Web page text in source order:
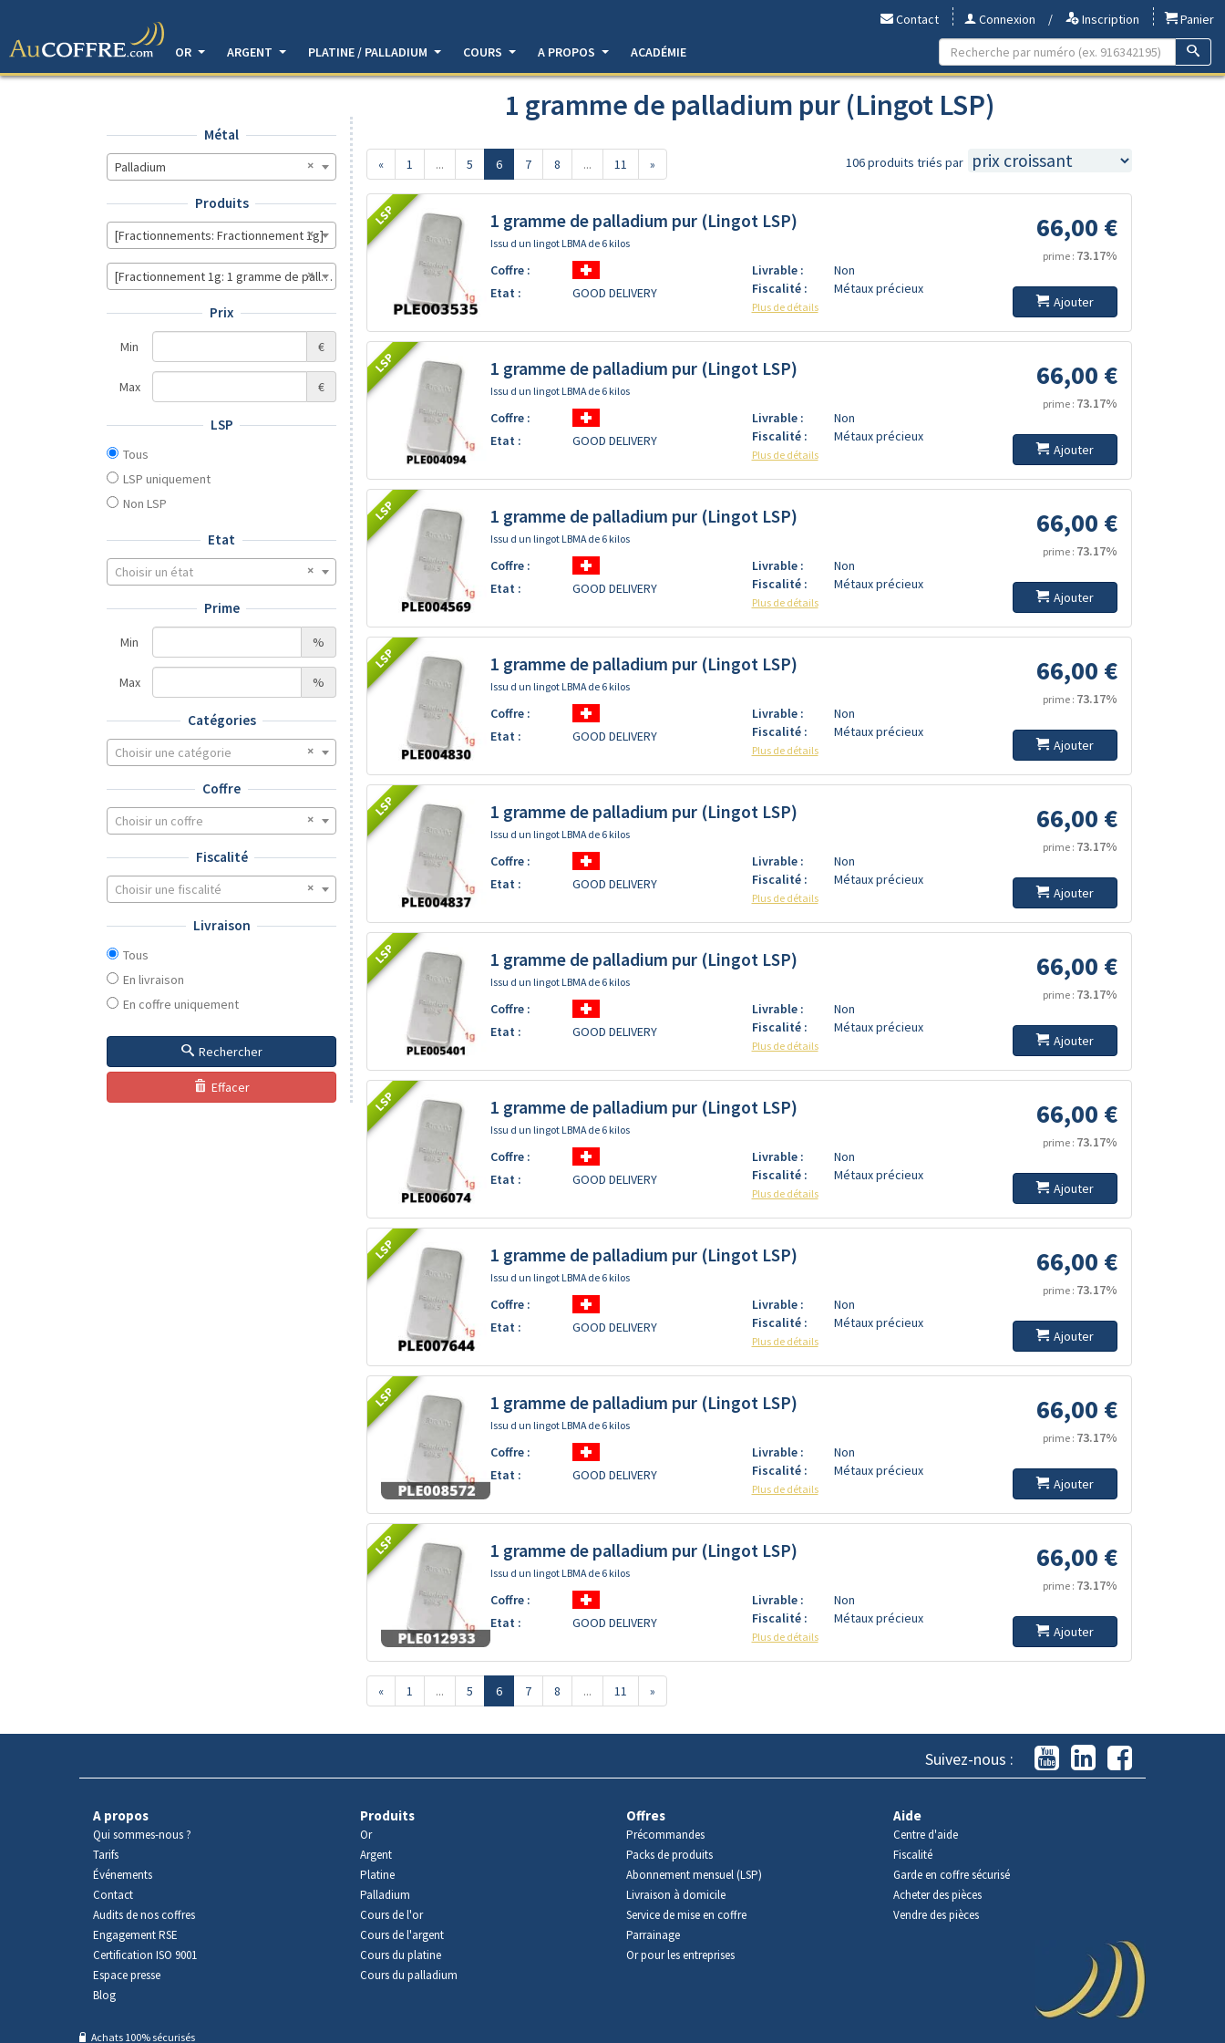
Contact Connexion / Inscription
Panier
OR
ARGENT PLATINE / PALLADIUM COURS A PROPOS ACADÉMIE
Métal
Palladium
Produits
[Fractionnements: Fractionnement 1g]
[Fractionnement 1g: 1 gramme de palladium pur (Lingot LSP)]
Prix
Min €
Max €
LSP
Tous
LSP uniquement
Non LSP
Etat
Choisir un état
Prime
Min %
Max %
Catégories
Choisir une catégorie
Coffre
Choisir un coffre
Fiscalité
Choisir une fiscalité
Livraison
Tous
En livraison
En coffre uniquement
Rechercher
Effacer
1 gramme de palladium pur (Lingot LSP)
« 1 ... 5 6 7 8 ... 11 » 106 produits triés par
LSP 1 gramme de palladium pur (Lingot LSP)
Issu d un lingot LBMA de 6 kilos
Coffre :
Etat :
GOOD DELIVERY
Livrable :
Non
Fiscalité :
Métaux précieux
Plus de détails
66,00 €
prime : 73.17%
Ajouter
LSP 1 gramme de palladium pur (Lingot LSP)
Issu d un lingot LBMA de 6 kilos
Coffre :
Etat :
GOOD DELIVERY
Livrable :
Non
Fiscalité :
Métaux précieux
Plus de détails
66,00 €
prime : 73.17%
Ajouter
LSP 1 gramme de palladium pur (Lingot LSP)
Issu d un lingot LBMA de 6 kilos
Coffre :
Etat :
GOOD DELIVERY
Livrable :
Non
Fiscalité :
Métaux précieux
Plus de détails
66,00 €
prime : 73.17%
Ajouter
LSP 1 gramme de palladium pur (Lingot LSP)
Issu d un lingot LBMA de 6 kilos
Coffre :
Etat :
GOOD DELIVERY
Livrable :
Non
Fiscalité :
Métaux précieux
Plus de détails
66,00 €
prime : 73.17%
Ajouter
LSP 1 gramme de palladium pur (Lingot LSP)
Issu d un lingot LBMA de 6 kilos
Coffre :
Etat :
GOOD DELIVERY
Livrable :
Non
Fiscalité :
Métaux précieux
Plus de détails
66,00 €
prime : 73.17%
Ajouter
LSP 1 gramme de palladium pur (Lingot LSP)
Issu d un lingot LBMA de 6 kilos
Coffre :
Etat :
GOOD DELIVERY
Livrable :
Non
Fiscalité :
Métaux précieux
Plus de détails
66,00 €
prime : 73.17%
Ajouter
LSP 1 gramme de palladium pur (Lingot LSP)
Issu d un lingot LBMA de 6 kilos
Coffre :
Etat :
GOOD DELIVERY
Livrable :
Non
Fiscalité :
Métaux précieux
Plus de détails
66,00 €
prime : 73.17%
Ajouter
LSP 1 gramme de palladium pur (Lingot LSP)
Issu d un lingot LBMA de 6 kilos
Coffre :
Etat :
GOOD DELIVERY
Livrable :
Non
Fiscalité :
Métaux précieux
Plus de détails
66,00 €
prime : 73.17%
Ajouter
LSP 1 gramme de palladium pur (Lingot LSP)
Issu d un lingot LBMA de 6 kilos
Coffre :
Etat :
GOOD DELIVERY
Livrable :
Non
Fiscalité :
Métaux précieux
Plus de détails
66,00 €
prime : 73.17%
Ajouter
LSP 1 gramme de palladium pur (Lingot LSP)
Issu d un lingot LBMA de 6 kilos
Coffre :
Etat :
GOOD DELIVERY
Livrable :
Non
Fiscalité :
Métaux précieux
Plus de détails
66,00 €
prime : 73.17%
Ajouter
« 1 ... 5 6 7 8 ... 11 »
Suivez-nous :
A propos
Qui sommes-nous ?
Tarifs
Événements
Contact
Audits de nos coffres
Engagement RSE
Certification ISO 9001
Espace presse
Blog
Produits
Or
Argent
Platine
Palladium
Cours de l'or
Cours de l'argent
Cours du platine
Cours du palladium
Offres
Précommandes
Packs de produits
Abonnement mensuel (LSP)
Livraison à domicile
Service de mise en coffre
Parrainage
Or pour les entreprises
Aide
Centre d'aide
Fiscalité
Garde en coffre sécurisé
Acheter des pièces
Vendre des pièces
Achats 100% sécurisés